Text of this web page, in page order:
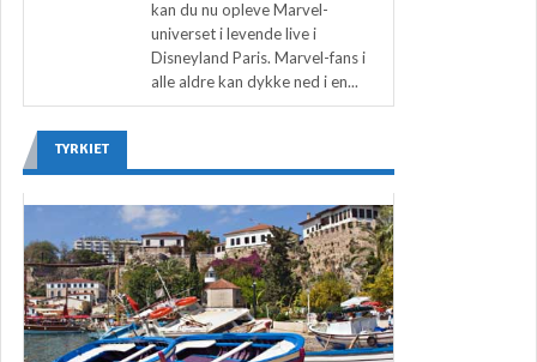
kan du nu opleve Marvel-
universet i levende live i
Disneyland Paris. Marvel-fans i
alle aldre kan dykke ned i en...
TYRKIET